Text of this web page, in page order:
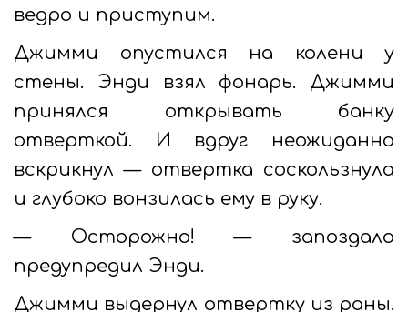
ведро и приступим.
Джимми опустился на колени у
стены. Энди взял фонарь. Джимми
принялся открывать банку
отверткой. И вдруг неожиданно
вскрикнул — отвертка соскользнула
и глубоко вонзилась ему в руку.
— Осторожно! — запоздало
предупредил Энди.
Джимми выдернул отвертку из раны.